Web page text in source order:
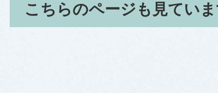
こちらのページも見てい